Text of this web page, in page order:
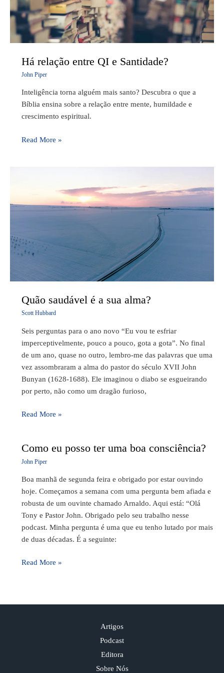
Há relação entre QI e Santidade?
John Piper
Inteligência torna alguém mais santo? Descubra o que a
Bíblia ensina sobre a relação entre mente, humildade e
crescimento espiritual.
Read More »
Quão saudável é a sua alma?
Scott Hubbard
Seis perguntas para o ano novo “Eu vou te esfriar
imperceptivelmente, pouco a pouco, gota a gota”. No final
de um ano, quase no outro, lembro-me das palavras que uma
vez assombraram a alma do pastor do século XVII John
Bunyan (1628-1688). Ele imaginou o diabo se esgueirando
por perto, não como um dragão furioso,
Read More »
Como eu posso ter uma boa consciência?
John Piper
Boa manhã de segunda feira e obrigado por estar ouvindo
hoje. Começamos a semana com uma pergunta bem afiada e
robusta de um ouvinte chamado Arnaldo. Aqui está: “Olá
Tony e Pastor John. Obrigado pelo seu trabalho nesse
podcast. Minha pergunta é uma que eu tenho lutado por mais
de duas décadas. É a seguinte:
Como
eu
ter
uma
boa
consciência?
Read More »
Artigos
Podcast
Editora
Sobre Nós